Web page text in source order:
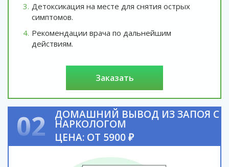
Детоксикация на месте для снятия острых
симптомов.
Рекомендации врача по дальнейшим
действиям.
заказать
02 ДОМАШНИЙ ВЫВОД ИЗ ЗАПОЯ С
НАРКОЛОГОМ
ЦЕНА: ОТ 5900 ₽